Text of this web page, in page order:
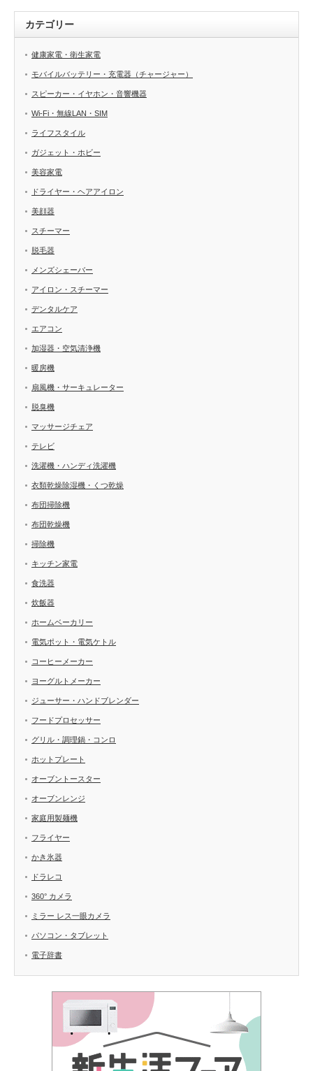
カテゴリー
健康家電・衛生家電
モバイルバッテリー・充電器（チャージャー）
スピーカー・イヤホン・音響機器
Wi-Fi・無線LAN・SIM
ライフスタイル
ガジェット・ホビー
美容家電
ドライヤー・ヘアアイロン
美顔器
スチーマー
脱毛器
メンズシェーバー
アイロン・スチーマー
デンタルケア
エアコン
加湿器・空気清浄機
暖房機
扇風機・サーキュレーター
脱臭機
マッサージチェア
テレビ
洗濯機・ハンディ洗濯機
衣類乾燥除湿機・くつ乾燥
布団掃除機
布団乾燥機
掃除機
キッチン家電
食洗器
炊飯器
ホームベーカリー
電気ポット・電気ケトル
コーヒーメーカー
ヨーグルトメーカー
ジューサー・ハンドブレンダー
フードプロセッサー
グリル・調理鍋・コンロ
ホットプレート
オーブントースター
オーブンレンジ
家庭用製麺機
フライヤー
かき氷器
ドラレコ
360° カメラ
ミラー レス一眼カメラ
パソコン・タブレット
電子辞書